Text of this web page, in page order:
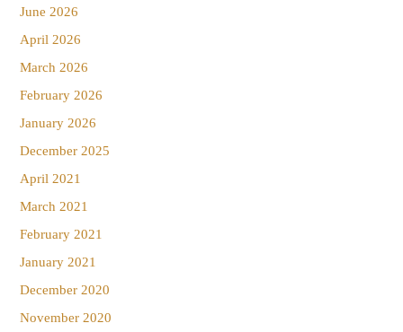
June 2026
April 2026
March 2026
February 2026
January 2026
December 2025
April 2021
March 2021
February 2021
January 2021
December 2020
November 2020